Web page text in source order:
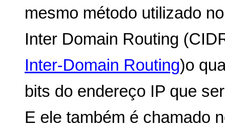
mesmo método utilizado
Inter Domain Routing
Inter-Domain Routing)o
bits do endereço IP que
E ele também é chamado